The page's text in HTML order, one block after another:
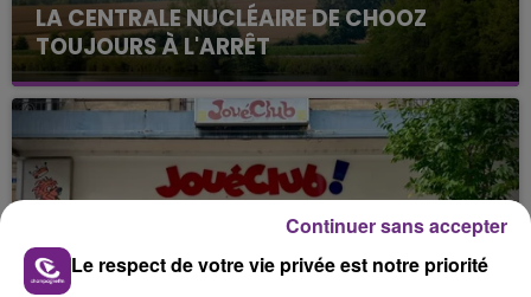
LA CENTRALE NUCLÉAIRE DE CHOOZ
TOUJOURS À L'ARRÊT
Cela fait déjà une semaine que la centrale
nucléaire ardennaise est à l'arrêt. Une situation
justifiée par la sécheresse intense qui est toujours
présente.
Le respect de votre vie privée est notre priorité
Continuer sans accepter